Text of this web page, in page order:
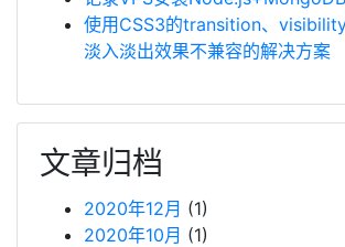
使用CSS3的transition、
淡入淡出效果不兼容的解决方案
文章归档
2020年12月 (1)
2020年10月 (1)